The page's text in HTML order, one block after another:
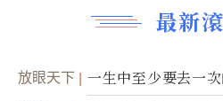
最新
放眼天下 一生中至少要去一